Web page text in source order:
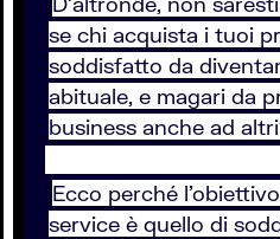
se chi acquista i tuoi
soddisfatto da
abituale, e magari da
business anche ad
Ecco perché
service è quello di